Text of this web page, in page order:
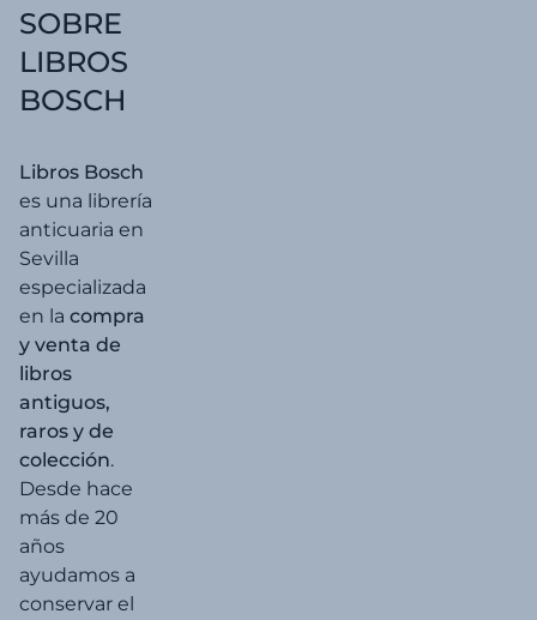
SOBRE
LIBROS
BOSCH
Libros Bosch
es una librería
anticuaria en
Sevilla
especializada
en la compra
y venta de
libros
antiguos,
raros y de
colección.
Desde hace
más de 20
años
ayudamos a
conservar el